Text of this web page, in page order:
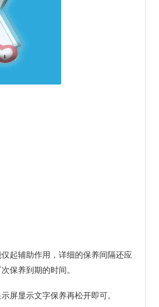
起辅助作用，详细的保养间隔还应
保养到期的时间。
屏显示文字保养再松开即可。